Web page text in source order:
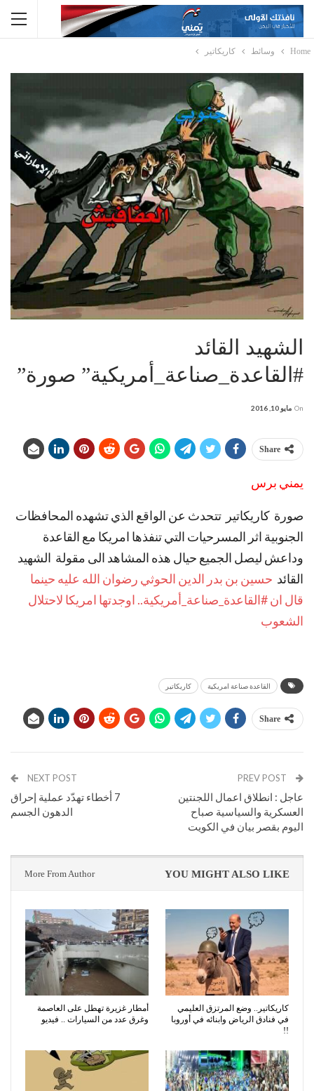
Home وسائط كاريكاتير
الشهيد القائد
‫#‏القاعدة_صناعة_أمريكية‬” صورة”
On مايو 10, 2016
Share
يمني برس
صورة كاريكاتير تتحدث عن الواقع الذي تشهده المحافظات
الجنوبية اثر المسرحيات التي تنفذها امريكا مع القاعدة
وداعش ليصل الجميع حيال هذه المشاهد الى مقولة الشهيد
القائد ‫ حسين بن بدر الدين الحوثي رضوان الله عليه حينما
قال ان #‏القاعدة_صناعة_أمريكية‬.. اوجدتها امريكا لاحتلال
الشعوب
القاعدة صناعة امريكية كاريكاتير
Share
عاجل : انطلاق اعمال اللجنتين
العسكرية والسياسية صباح
اليوم بقصر بيان في الكويت
NEXT POST
7 أخطاء تهدّد عملية إحراق
الدهون الجسم
YOU MIGHT ALSO LIKE
More From Author
كاريكاتير.. وضع المرتزق العليمي
في فنادق الرياض وابنائه في أوروبا
!!
أمطار غزيرة تهطل على العاصمة
وغرق عدد من السيارات .. فيديو